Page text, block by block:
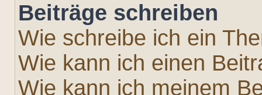
Beiträge schreiben
Wie schreibe ich ein
Wie kann ich einen
Wie kann ich meinem